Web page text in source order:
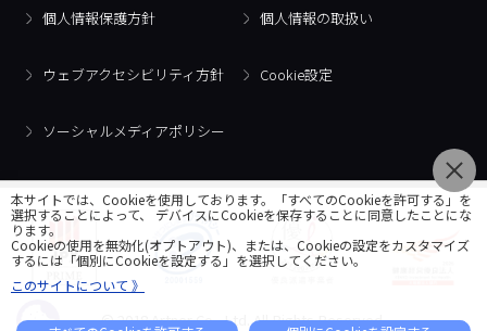
個人情報保護方針 個人情報の取扱い
ウェブアクセシビリティ方針 Cookie設定
ソーシャルメディアポリシー
© 2018 Artner Co., Ltd. All Rights Reserved.
本サイトでは、Cookieを使用しております。「すべてのCookieを許可する」を
選択することによって、 デバイスにCookieを保存することに同意したことにな
ります。
Cookieの使用を無効化(オプトアウト)、または、Cookieの設定をカスタマイズ
するには「個別にCookieを設定する」を選択してください。
このサイトについて 》